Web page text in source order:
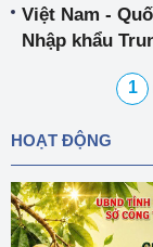
Việt Nam -
Nhập khẩu
1
HOẠT ĐỘNG